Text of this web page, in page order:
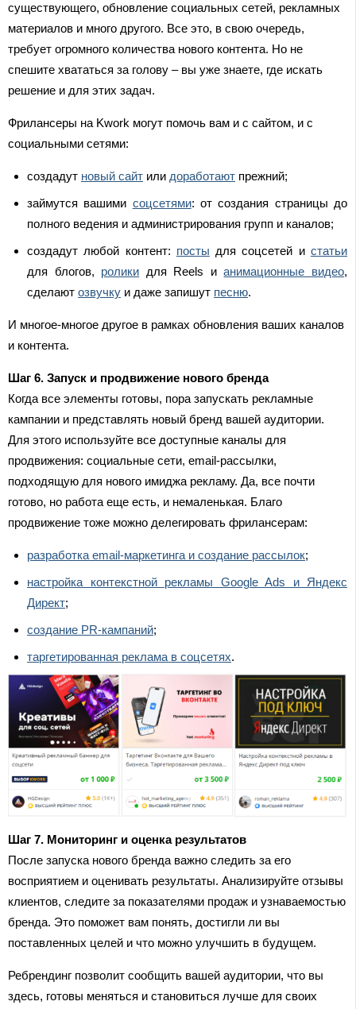
существующего, обновление социальных сетей, рекламных
материалов и много другого. Все это, в свою очередь,
требует огромного количества нового контента. Но не
спешите хвататься за голову – вы уже знаете, где искать
решение и для этих задач.
Фрилансеры на Kwork могут помочь вам и с сайтом, и с
социальными сетями:
создадут новый сайт или доработают прежний;
займутся вашими соцсетями: от создания страницы до
полного ведения и администрирования групп и каналов;
создадут любой контент: посты для соцсетей истатьи
для блогов, ролики для Reels ианимационные видео,
сделают озвучку и даже запишут песню.
И многое-многое другое в рамках обновления ваших каналов
и контента.
Шаг 6. Запуск и продвижение нового бренда
Когда все элементы готовы, пора запускать рекламные
кампании и представлять новый бренд вашей аудитории.
Для этого используйте все доступные каналы для
продвижения: социальные сети, email-рассылки,
подходящую для нового имиджа рекламу. Да, все почти
готово, но работа еще есть, и немаленькая. Благо
продвижение тоже можно делегировать фрилансерам:
разработка email-маркетинга и создание рассылок;
настройка контекстной рекламы Google Ads и Яндекс
Директ;
создание PR-кампаний;
таргетированная реклама в соцсетях.
Шаг 7. Мониторинг и оценка результатов
После запуска нового бренда важно следить за его
восприятием и оценивать результаты. Анализируйте отзывы
клиентов, следите за показателями продаж и узнаваемостью
бренда. Это поможет вам понять, достигли ли вы
поставленных целей и что можно улучшить в будущем.
Ребрендинг позволит сообщить вашей аудитории, что вы
здесь, готовы меняться и становиться лучше для своих